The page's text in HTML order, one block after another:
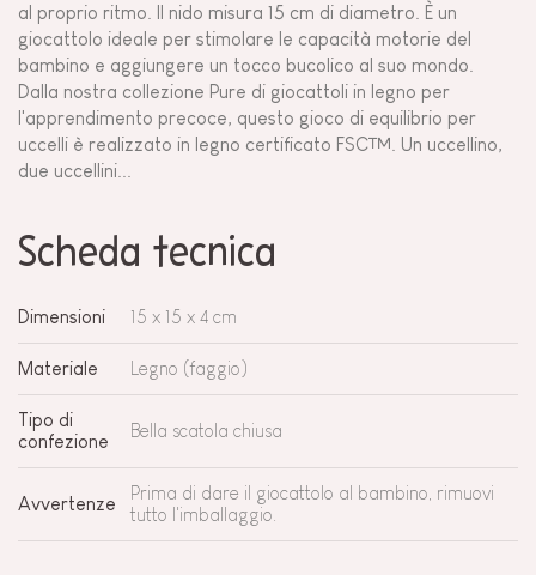
al proprio ritmo. Il nido misura 15 cm di diametro. È un
giocattolo ideale per stimolare le capacità motorie del
bambino e aggiungere un tocco bucolico al suo mondo.
Dalla nostra collezione Pure di giocattoli in legno per
l'apprendimento precoce, questo gioco di equilibrio per
uccelli è realizzato in legno certificato FSC™. Un uccellino,
due uccellini...
Scheda tecnica
Dimensioni 15 x 15 x 4 cm
Materiale Legno (faggio)
Tipo di
confezione
Bella scatola chiusa
Avvertenze
Prima di dare il giocattolo al bambino, rimuovi
tutto l'imballaggio.